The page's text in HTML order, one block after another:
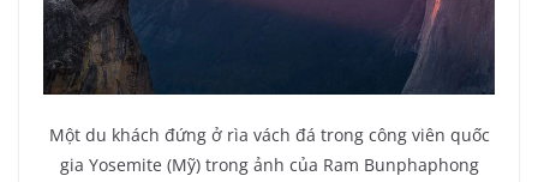
Một du khách đứng ở rìa vách đá trong công viên quốc
gia Yosemite (Mỹ) trong ảnh của Ram Bunphaphong